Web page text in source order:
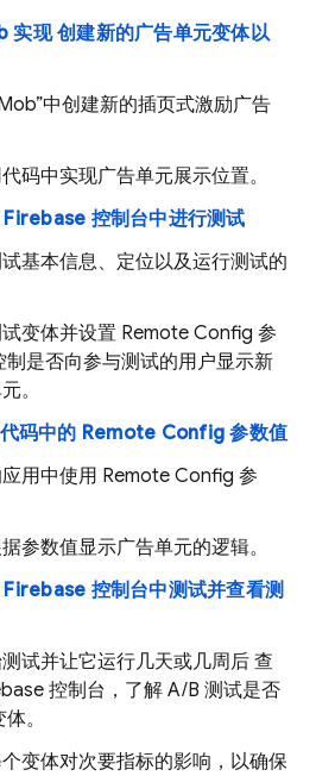
实现 创建新的广告单元变体以
”中创建新的插页式激励广告
码中实现广告单元展示位置。
Firebase 控制台中进行测试
基本信息、定位以及运行测试的
变体并设置 Remote Config 参
制是否向参与测试的用户显示新
。
码中的 Remote Config 参数值
用中使用 Remote Config 参
参数值显示广告单元的逻辑。
Firebase 控制台中测试并查看测
试并让它运行几天或几周后 查
控制台，了解 A/B 测试是否
。
变体对次要指标的影响，以确保